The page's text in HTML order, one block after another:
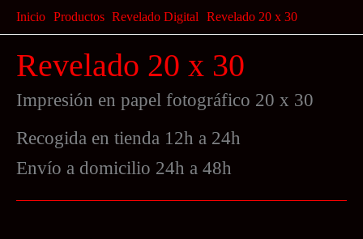
al
contenido
Inicio Productos Revelado Digital Revelado 20 x 30
Revelado 20 x 30
Impresión en papel fotográfico 20 x 30
Recogida en tienda 12h a 24h
Envío a domicilio 24h a 48h